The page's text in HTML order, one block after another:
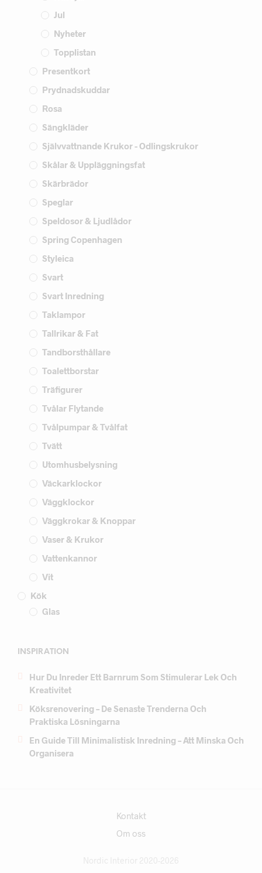
Jul
Nyheter
Topplistan
Presentkort
Prydnadskuddar
Rosa
Sängkläder
Självvattnande Krukor - Odlingskrukor
Skålar & Uppläggningsfat
Skärbrädor
Speglar
Speldosor & Ljudlådor
Spring Copenhagen
Styleica
Svart
Svart Inredning
Taklampor
Tallrikar & Fat
Tandborsthållare
Toalettborstar
Träfigurer
Tvålar Flytande
Tvålpumpar & Tvålfat
Tvätt
Utomhusbelysning
Väckarklockor
Väggklockor
Väggkrokar & Knoppar
Vaser & Krukor
Vattenkannor
Vit
Kök
Glas
INSPIRATION
Hur Du Inreder Ett Barnrum Som Stimulerar Lek Och
Kreativitet
Köksrenovering – De Senaste Trenderna Och
Praktiska Lösningarna
En Guide Till Minimalistisk Inredning – Att Minska Och
Organisera
Kontakt
Om oss